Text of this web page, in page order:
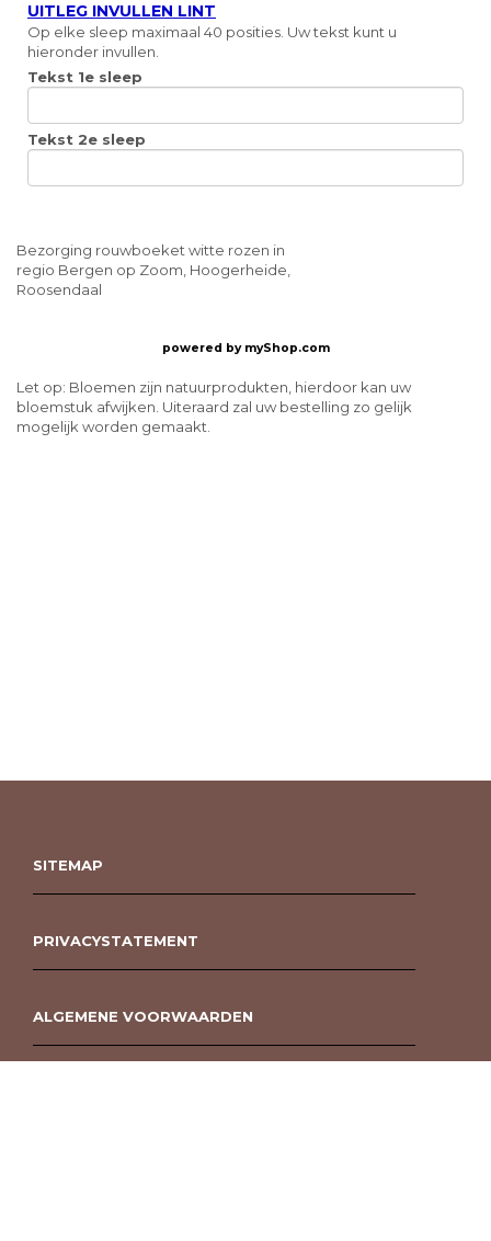
UITLEG INVULLEN LINT
Op elke sleep maximaal 40 posities. Uw tekst kunt u
hieronder invullen.
Tekst 1e sleep
Tekst 2e sleep
Bezorging rouwboeket witte rozen in
regio Bergen op Zoom, Hoogerheide,
Roosendaal
powered by myShop.com
Let op: Bloemen zijn natuurprodukten, hierdoor kan uw
bloemstuk afwijken. Uiteraard zal uw bestelling zo gelijk
mogelijk worden gemaakt.
SITEMAP
PRIVACYSTATEMENT
ALGEMENE VOORWAARDEN